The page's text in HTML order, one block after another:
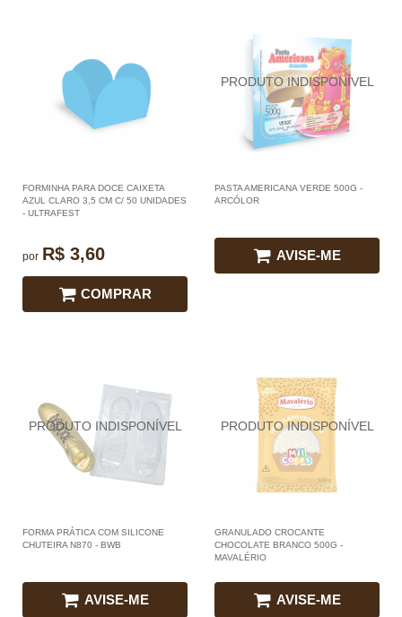
FORMINHA PARA DOCE CAIXETA
AZUL CLARO 3,5 CM C/ 50 UNIDADES
- ULTRAFEST
por R$ 3,60
COMPRAR
PASTA AMERICANA VERDE 500G -
ARCÓLOR
AVISE-ME
FORMA PRÁTICA COM SILICONE
CHUTEIRA N870 - BWB
AVISE-ME
GRANULADO CROCANTE
CHOCOLATE BRANCO 500G -
MAVALÉRIO
AVISE-ME